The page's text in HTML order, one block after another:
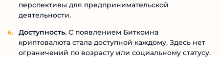
перспективы для предпринимательской
деятельности.
Доступность. С появлением Биткоина
криптовалюта стала доступной каждому. Здесь нет
ограничений по возрасту или социальному статусу.